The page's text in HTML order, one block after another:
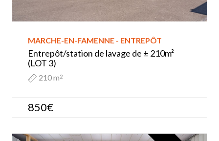
MARCHE-EN-FAMENNE - ENTREPÔT
Entrepôt/station de lavage de ± 210m²
(LOT 3)
210 m2
850€